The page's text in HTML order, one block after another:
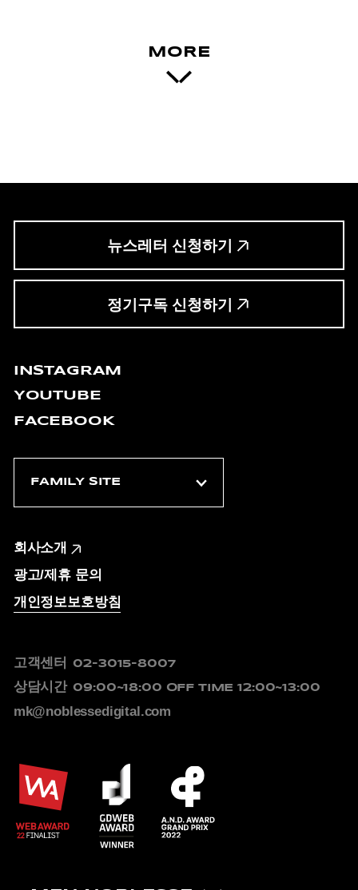
MORE
뉴스레터 신청하기
정기구독 신청하기
INSTAGRAM
YOUTUBE
FACEBOOK
회사소개
광고/제휴 문의
개인정보보호방침
고객센터 02-3015-8007
상담시간 09:00~18:00 OFF TIME 12:00~13:00
mk@noblessedigital.com